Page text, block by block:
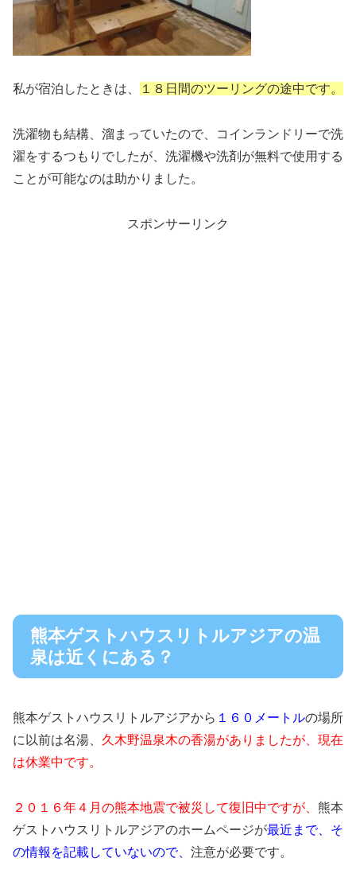
私が宿泊したときは、 １８日間のツーリングの途中です。
洗濯物も結構、溜まっていたので、コインランドリーで洗
濯をするつもりでしたが、洗濯機や洗剤が無料で使用する
ことが可能なのは助かりました。
スポンサーリンク
熊本ゲストハウスリトルアジアの温
泉は近くにある？
熊本ゲストハウスリトルアジアから １６０メートルの場所
に以前は名湯、 久木野温泉木の香湯がありましたが、現在
は休業中です。
２０１６年４月の熊本地震で被災して復旧中ですが、 熊本
ゲストハウスリトルアジアのホームページが最近まで、そ
の情報を記載していないので、 注意が必要です。